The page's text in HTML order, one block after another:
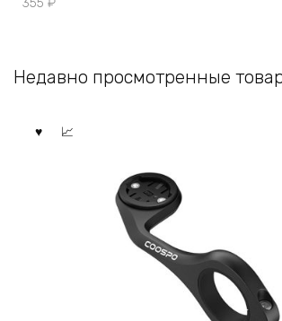
355 ₽
Недавно просмотренные